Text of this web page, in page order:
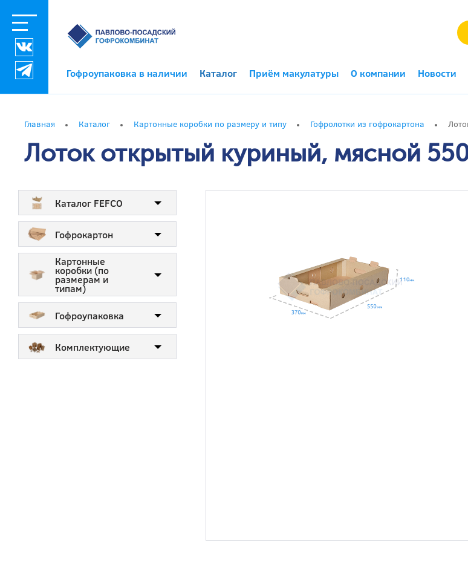
Гофроупаковка в наличии Каталог Приём макулатуры О компании Новости
Главная Каталог Картонные коробки по размеру и типу Гофролотки из гофрокартона
Лоток открытый куриный, мясной
Каталог FEFCO
Гофрокартон
Картонные
коробки (по
размерам и
типам)
Гофроупаковка
Комплектующие